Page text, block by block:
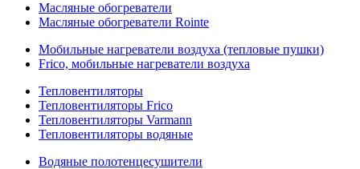
Масляные обогреватели
Масляные обогреватели Rointe
Мобильные нагреватели воздуха (тепловые пушки)
Frico, мобильные нагреватели воздуха
Тепловентиляторы
Тепловентиляторы Frico
Тепловентиляторы Varmann
Тепловентиляторы водяные
Водяные полотенцесушители